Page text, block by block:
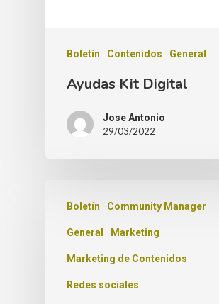
Boletín Contenidos General
Ayudas Kit Digital
Jose Antonio
29/03/2022
Boletín Community Manager
General Marketing
Marketing de Contenidos
Redes sociales